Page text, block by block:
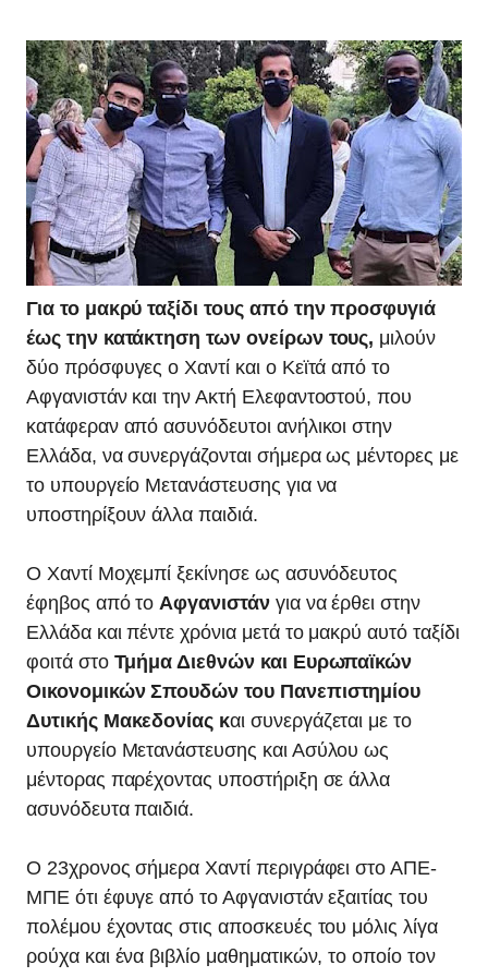
Για το μακρύ ταξίδι τους από την προσφυγιά
έως την κατάκτηση των ονείρων τους, μιλούν
δύο πρόσφυγες ο Χαντί και ο Κεϊτά από το
Αφγανιστάν και την Ακτή Ελεφαντοστού, που
κατάφεραν από ασυνόδευτοι ανήλικοι στην
Ελλάδα, να συνεργάζονται σήμερα ως μέντορες με
το υπουργείο Μετανάστευσης για να
υποστηρίξουν άλλα παιδιά.
Ο Χαντί Μοχεμπί ξεκίνησε ως ασυνόδευτος
έφηβος από τοΑφγανιστάν για να έρθει στην
Ελλάδα και πέντε χρόνια μετά το μακρύ αυτό ταξίδι
φοιτά στοΤμήμα Διεθνών και Ευρωπαϊκών
Οικονομικών Σπουδών του Πανεπιστημίου
Δυτικής Μακεδονίας και συνεργάζεται με το
υπουργείο Μετανάστευσης και Ασύλου ως
μέντορας παρέχοντας υποστήριξη σε άλλα
ασυνόδευτα παιδιά.
Ο 23χρονος σήμερα Χαντί περιγράφει στο ΑΠΕ-
ΜΠΕ ότι έφυγε από το Αφγανιστάν εξαιτίας του
πολέμου έχοντας στις αποσκευές του μόλις λίγα
ρούχα και ένα βιβλίο μαθηματικών, το οποίο τον